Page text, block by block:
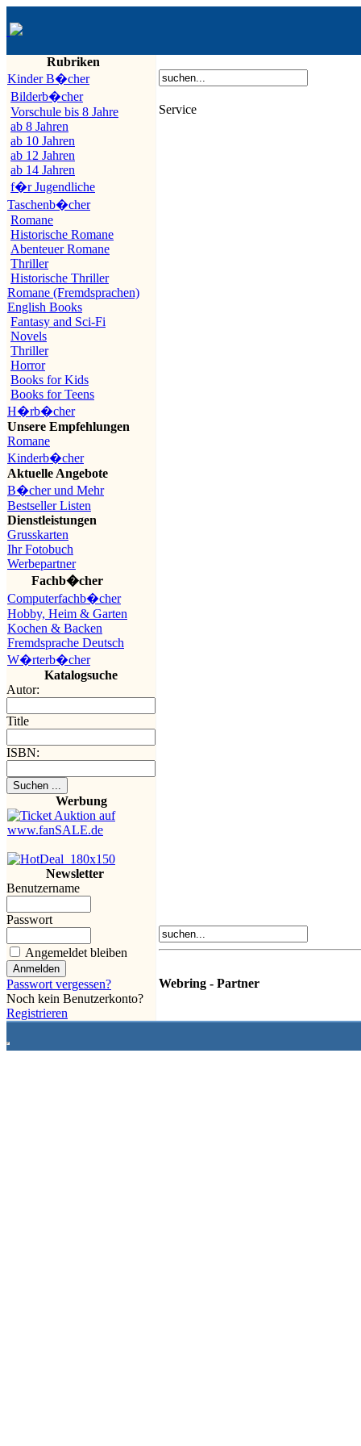
Rubriken
Kinder B�cher
Bilderb�cher
Vorschule bis 8 Jahre
ab 8 Jahren
ab 10 Jahren
ab 12 Jahren
ab 14 Jahren
f�r Jugendliche
Taschenb�cher
Romane
Historische Romane
Abenteuer Romane
Thriller
Historische Thriller
Romane (Fremdsprachen)
English Books
Fantasy and Sci-Fi
Novels
Thriller
Horror
Books for Kids
Books for Teens
H�rb�cher
Unsere Empfehlungen
Romane
Kinderb�cher
Aktuelle Angebote
B�cher und Mehr
Bestseller Listen
Dienstleistungen
Grusskarten
Ihr Fotobuch
Werbepartner
Fachb�cher
Computerfachb�cher
Hobby, Heim & Garten
Kochen & Backen
Fremdsprache Deutsch
W�rterb�cher
Katalogsuche
Autor:
Title
ISBN:
Werbung
Newsletter
Benutzername
Passwort
Angemeldet bleiben
Passwort vergessen?
Noch kein Benutzerkonto?
Registrieren
Service
Webring - Partner